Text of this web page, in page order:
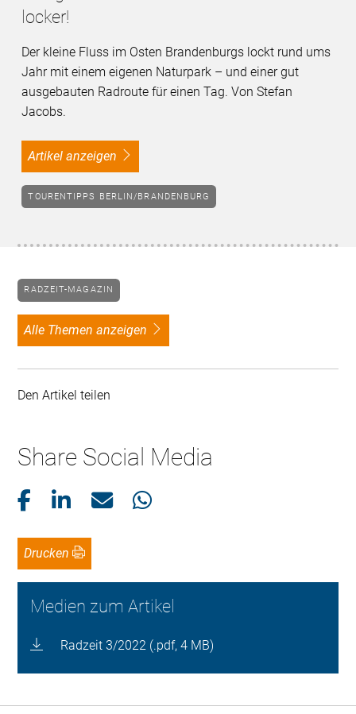
locker!
Der kleine Fluss im Osten Brandenburgs lockt rund ums
Jahr mit einem eigenen Naturpark – und einer gut
ausgebauten Radroute für einen Tag. Von Stefan
Jacobs.
Artikel anzeigen
TOURENTIPPS BERLIN/BRANDENBURG
RADZEIT-MAGAZIN
alle Themen anzeigen
Den Artikel teilen
Share Social Media
Drucken
Medien zum Artikel
Radzeit 3/2022 (.pdf, 4 MB)